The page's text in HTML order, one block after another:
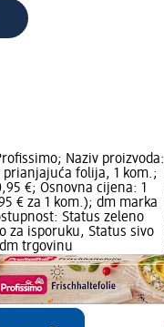
Naziv proizvoda:
prianjajuća folija, 1 kom.;
€; Osnovna cijena: 1
€ za 1 kom.); dm marka
Status zeleno
za isporuku, Status sivo
trgovinu